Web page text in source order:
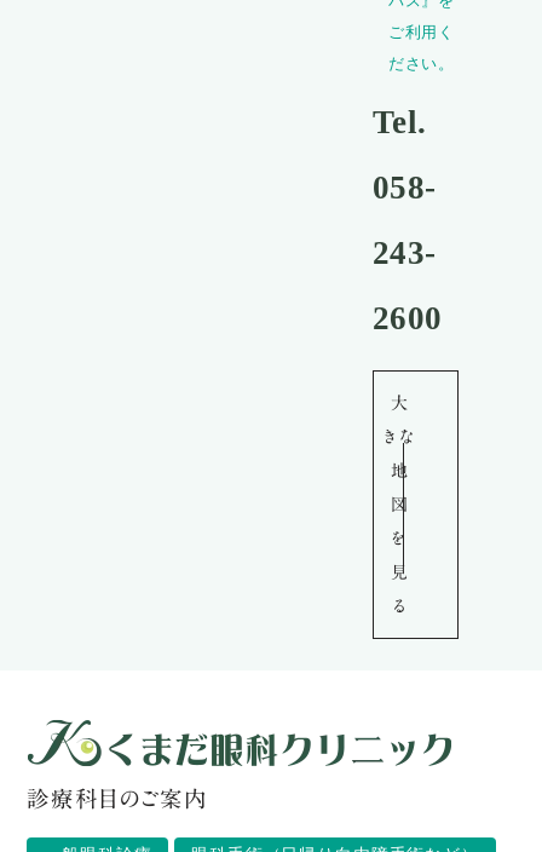
ご利用く
ださい。
Tel.
058-
243-
2600
大
きな
地
図
を
見
る
診療科目のご案内